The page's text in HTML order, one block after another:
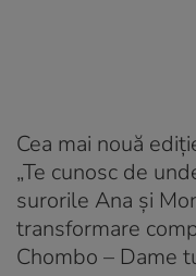
Cea mai nouă
„Te cunosc de
surorile Ana şi
transformare
Chombo – Dame